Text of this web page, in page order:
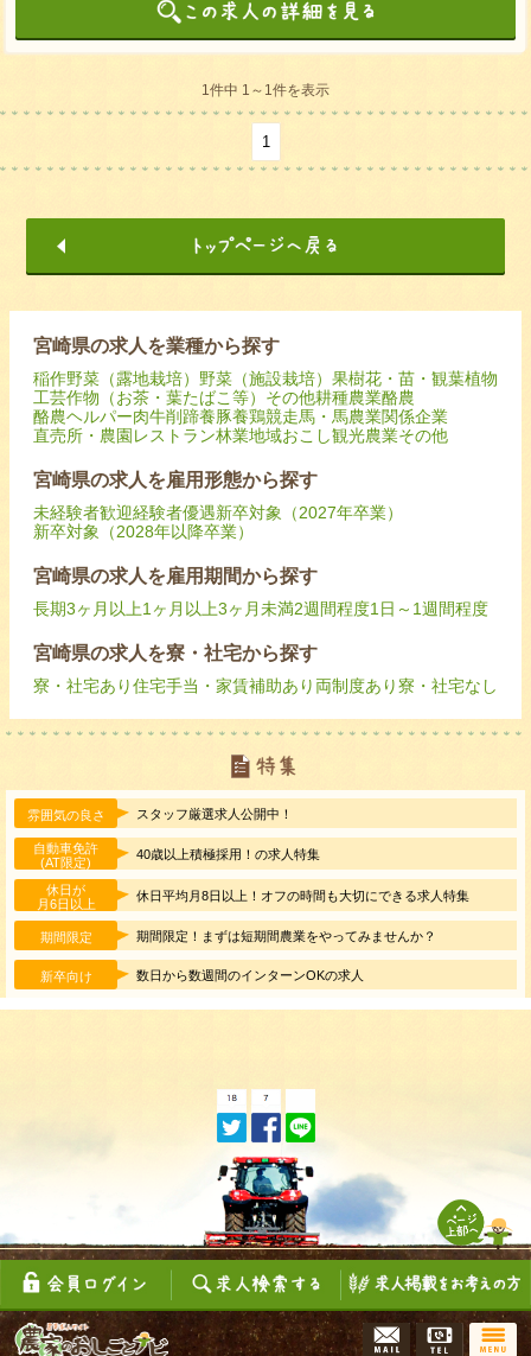
1件中 1～1件を表示
1
宮崎県の求人を業種から探す
稲作野菜（露地栽培） 野菜（施設栽培） 果樹花・苗・観葉植物
工芸作物（お茶・葉たばこ等） その他耕種農業酪農
酪農ヘルパー肉牛削蹄養豚養鶏競走馬・馬農業関係企業
直売所・農園レストラン林業地域おこし観光農業その他
宮崎県の求人を雇用形態から探す
未経験者歓迎経験者優遇新卒対象（2027年卒業）
新卒対象（2028年以降卒業）
宮崎県の求人を雇用期間から探す
長期3ヶ月以上1ヶ月以上3ヶ月未満2週間程度1日～1週間程度
宮崎県の求人を寮・社宅から探す
寮・社宅あり住宅手当・家賃補助あり 両制度あり寮・社宅なし
雰囲気の良さ スタッフ厳選求人公開中！
自動車免許
(AT限定)
40歳以上積極採用！の求人特集
休日が
月6日以上
休日平均月8日以上！オフの時間も大切にできる求人特集
期間限定 期間限定！まずは短期間農業をやってみませんか？
新卒向け 数日から数週間のインターンOKの求人